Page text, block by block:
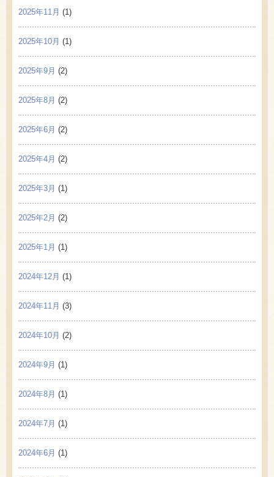
2025年11月 (1)
2025年10月 (1)
2025年9月 (2)
2025年8月 (2)
2025年6月 (2)
2025年4月 (2)
2025年3月 (1)
2025年2月 (2)
2025年1月 (1)
2024年12月 (1)
2024年11月 (3)
2024年10月 (2)
2024年9月 (1)
2024年8月 (1)
2024年7月 (1)
2024年6月 (1)